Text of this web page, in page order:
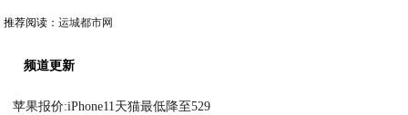
推荐阅读：运城都市网
频道更新
苹果报价:iPhone11天猫最低降至529